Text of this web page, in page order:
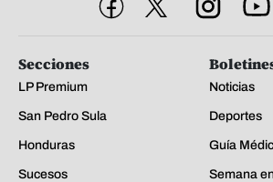
Secciones
LP Premium
San Pedro Sula
Honduras
Sucesos
Noticias
Deportes
Guía
Semana